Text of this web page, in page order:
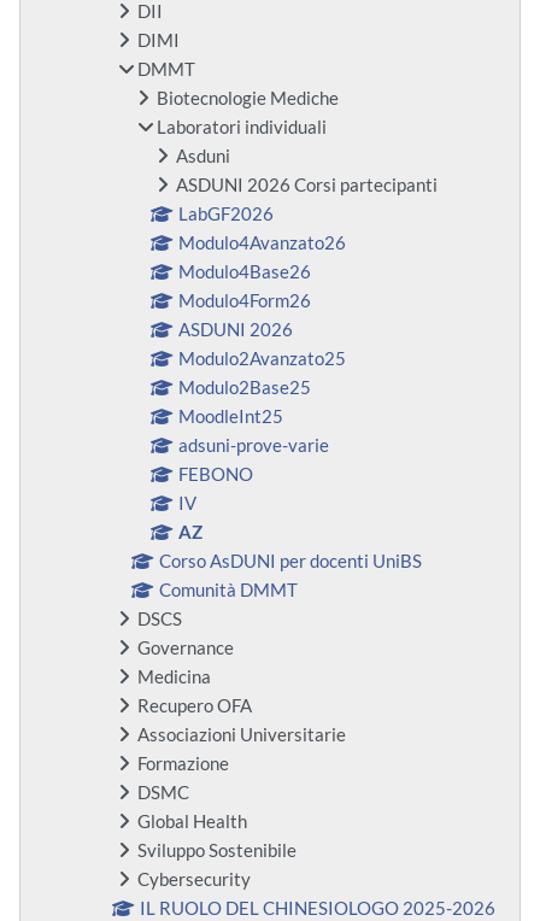
DII
DIMI
DMMT
Biotecnologie Mediche
Laboratori individuali
Asduni
ASDUNI 2026 Corsi partecipanti
LabGF2026
Modulo4Avanzato26
Modulo4Base26
Modulo4Form26
ASDUNI 2026
Modulo2Avanzato25
Modulo2Base25
MoodleInt25
adsuni-prove-varie
FEBONO
IV
AZ
Corso AsDUNI per docenti UniBS
Comunità DMMT
DSCS
Governance
Medicina
Recupero OFA
Associazioni Universitarie
Formazione
DSMC
Global Health
Sviluppo Sostenibile
Cybersecurity
IL RUOLO DEL CHINESIOLOGO 2025-2026